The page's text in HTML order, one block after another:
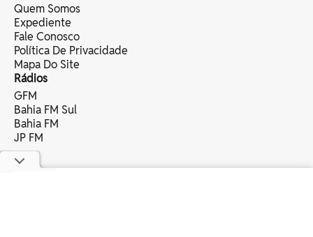
Quem Somos
Expediente
Fale Conosco
Política De Privacidade
Mapa Do Site
Rádios
GFM
Bahia FM Sul
Bahia FM
JP FM